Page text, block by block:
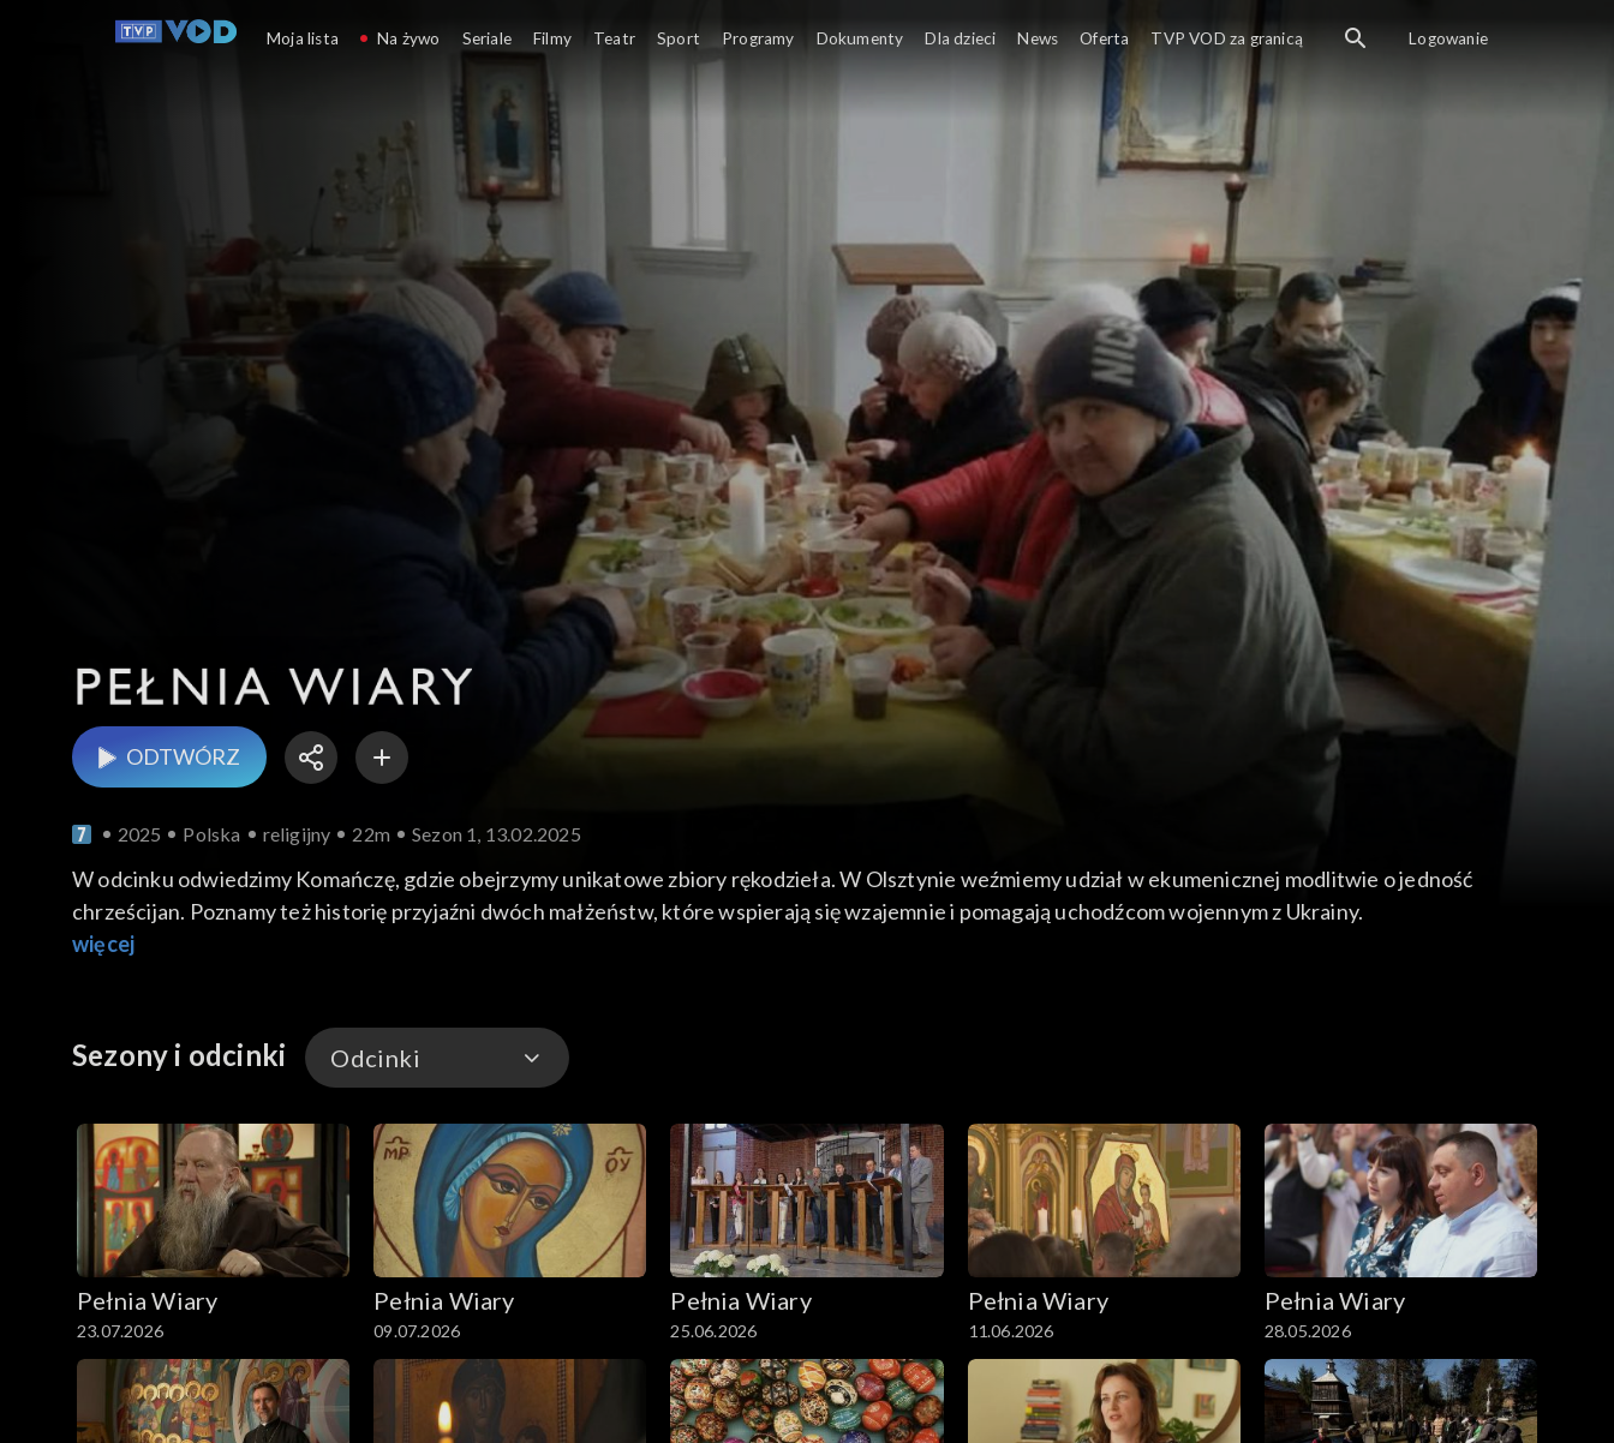
ODTWÓRZ
2025 Polska religijny 22m Sezon 1, 13.02.2025
W odcinku odwiedzimy Komańczę, gdzie obejrzymy unikatowe zbiory rękodzieła. W Olsztynie weźmiemy udział w ekumenicznej modlitwie o jedność
chrześcijan. Poznamy też historię przyjaźni dwóch małżeństw, które wspierają się wzajemnie i pomagają uchodźcom wojennym z Ukrainy.
więcej
Sezony i odcinki Odcinki
Odcinki
Pełnia Wiary
23.07.2026
Pełnia Wiary
09.07.2026
Pełnia Wiary
25.06.2026
Pełnia Wiary
11.06.2026
Pełnia Wiary
28.05.2026
Moja lista Na żywo Seriale Filmy Teatr Sport Programy Dokumenty Dla dzieci News Oferta TVP VOD za granicą Logowanie